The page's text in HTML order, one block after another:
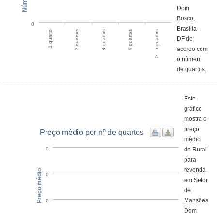
1 quarto 2 quartos 3 quartos 4 quartos >= 5 quartos
0
Dom
Bosco,
Brasilia -
DF de
acordo com
o número
de quartos.
Preço médio por nº de quartos
0
0
0
Preço médio
Este
gráfico
mostra o
preço
médio
de Rural
para
revenda
em Setor
de
Mansões
Dom